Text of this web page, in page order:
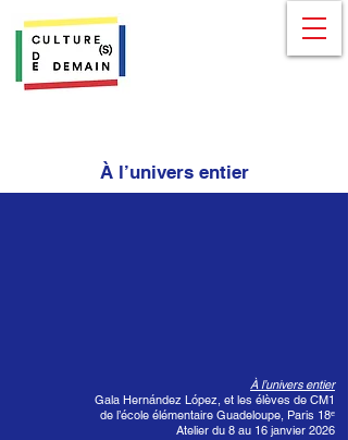
À l’univers entier
À l’univers entier
Gala Hernández López, et les élèves de CM1
de l’école élémentaire Guadeloupe, Paris 18ᵉ
Atelier du 8 au 16 janvier 2026